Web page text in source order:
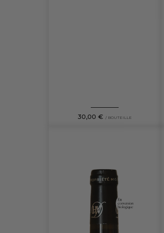
30,00 € / BOUTEILLE